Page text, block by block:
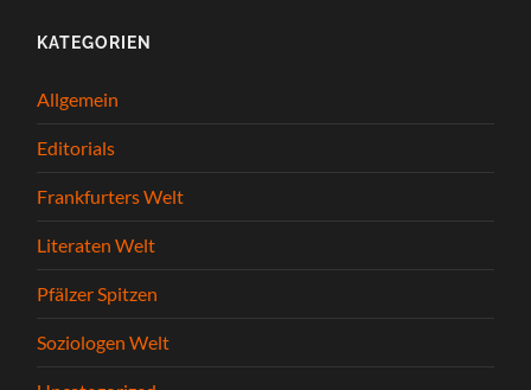
KATEGORIEN
Allgemein
Editorials
Frankfurters Welt
Literaten Welt
Pfälzer Spitzen
Soziologen Welt